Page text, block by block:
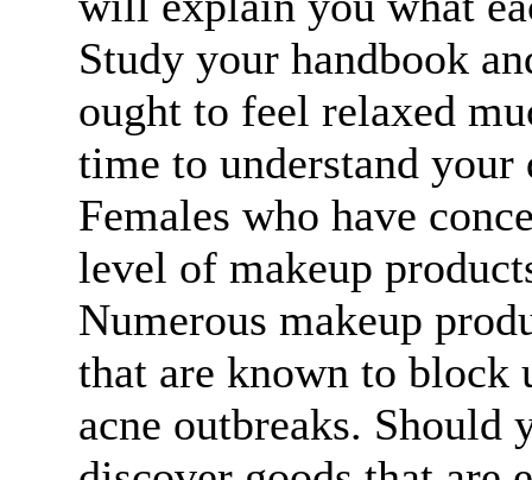
Study your handbook
ought to feel relaxed
time to understand
Females who have
level of makeup
Numerous makeup
that are known to block
acne outbreaks. Should